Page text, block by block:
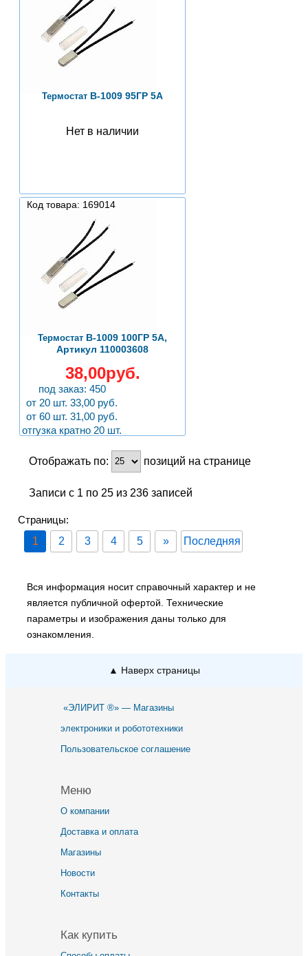
Термостат B-1009 95ГР 5А
Нет в наличии
Код товара: 169014
Термостат B-1009 100ГР 5А,
Артикул 110003608
38,00руб.
под заказ: 450
от 20 шт. 33,00 руб.
от 60 шт. 31,00 руб.
отгузка кратно 20 шт.
Отображать по: позиций на странице
Записи с 1 по 25 из 236 записей
Страницы:
1
2 3 4 5 » Последняя
Вся информация носит справочный характер и не
является публичной офертой. Технические
параметры и изображения даны только для
ознакомления.
▲ Наверх страницы
«ЭЛИРИТ ®» — Магазины
электроники и робототехники
Пользовательское соглашение
Меню
О компании
Доставка и оплата
Магазины
Новости
Контакты
Как купить